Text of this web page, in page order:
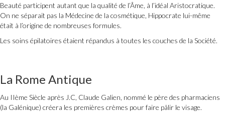
Beauté participent autant que la qualité de l’Âme, à l’idéal Aristocratique.
On ne séparait pas la Médecine de la cosmétique, Hippocrate lui-même
était à l’origine de nombreuses formules.
Les soins épilatoires étaient répandus à toutes les couches de la Société.
La Rome Antique
Au IIème Siècle après J.C, Claude Galien, nommé le père des pharmaciens
(la Galénique) créera les premières crèmes pour faire pâlir le visage.